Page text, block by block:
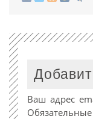
Ваш адрес